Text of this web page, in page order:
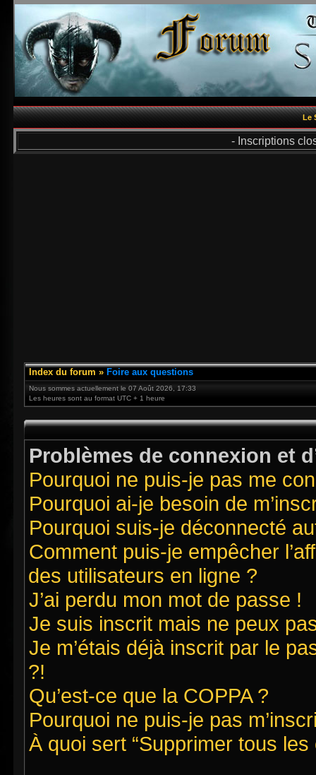
Le
- Inscriptions
Index du forum » Foire aux questions
Nous sommes actuellement le 07 Août 2026, 17:33
Les heures sont au format UTC + 1 heure
Problèmes de connexion et
Pourquoi ne puis-je pas me
Pourquoi ai-je besoin de
Pourquoi suis-je déconnecté
Comment puis-je empêcher
des utilisateurs en ligne ?
J’ai perdu mon mot de passe !
Je suis inscrit mais ne peux
Je m’étais déjà inscrit par le
?!
Qu’est-ce que la COPPA ?
Pourquoi ne puis-je pas
À quoi sert “Supprimer tous